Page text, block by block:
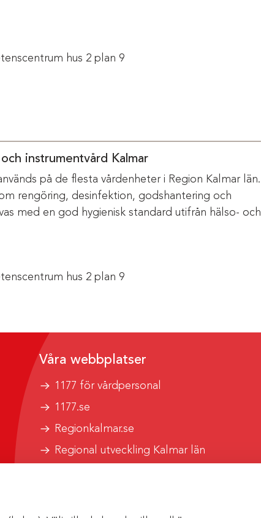
hus 2 plan 9
instrumentvård Kalmar
på de flesta vårdenheter i Region Kalmar län.
rengöring, desinfektion, godshantering och
med en god hygienisk standard utifrån hälso- och
hus 2 plan 9
Våra webbplatser
1177 för vårdpersonal
1177.se
Regionkalmar.se
Regional utveckling Kalmar län